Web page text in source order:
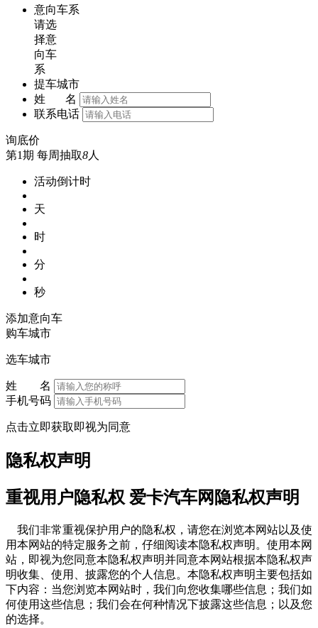
意向车系
请选
择意
向车
系
提车城市
姓 名
联系电话
询底价
第1期 每周抽取8人
活动倒计时
天
时
分
秒
添加意向车
购车城市
选车城市
姓 名
手机号码
点击立即获取即视为同意
隐私权声明
重视用户隐私权 爱卡汽车网隐私权声明
我们非常重视保护用户的隐私权，请您在浏览本网站以及使
用本网站的特定服务之前，仔细阅读本隐私权声明。使用本网
站，即视为您同意本隐私权声明并同意本网站根据本隐私权声
明收集、使用、披露您的个人信息。本隐私权声明主要包括如
下内容：当您浏览本网站时，我们向您收集哪些信息；我们如
何使用这些信息；我们会在何种情况下披露这些信息；以及您
的选择。